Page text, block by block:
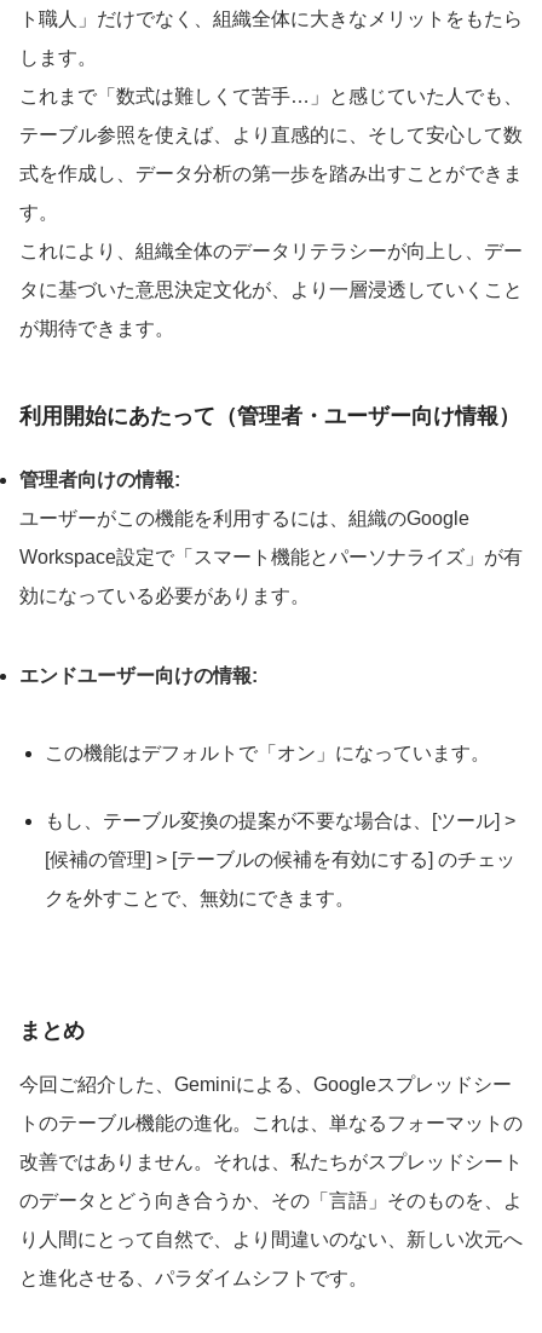
ト職人」だけでなく、組織全体に大きなメリットをもたら
します。
これまで「数式は難しくて苦手…」と感じていた人でも、
テーブル参照を使えば、より直感的に、そして安心して数
式を作成し、データ分析の第一歩を踏み出すことができま
す。
これにより、組織全体のデータリテラシーが向上し、デー
タに基づいた意思決定文化が、より一層浸透していくこと
が期待できます。
利用開始にあたって（管理者・ユーザー向け情報）
管理者向けの情報:
ユーザーがこの機能を利用するには、組織のGoogle
Workspace設定で「スマート機能とパーソナライズ」が有
効になっている必要があります。
エンドユーザー向けの情報:
この機能はデフォルトで「オン」になっています。
もし、テーブル変換の提案が不要な場合は、
[ツール] >
[候補の管理] > [テーブルの候補を有効にする] のチェッ
クを外すことで、無効にできます。
まとめ
今回ご紹介した、Geminiによる、Googleスプレッドシー
トのテーブル機能の進化。これは、単なるフォーマットの
改善ではありません。それは、私たちがスプレッドシート
のデータとどう向き合うか、その「言語」そのものを、よ
り人間にとって自然で、より間違いのない、新しい次元へ
と進化させる、パラダイムシフトです。